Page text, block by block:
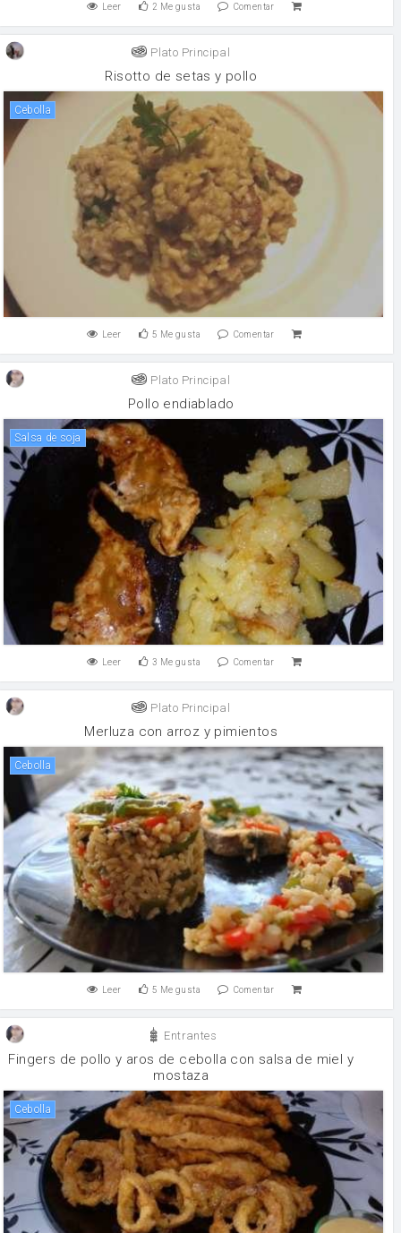
Leer 2 Me gusta Comentar
Plato Principal
Risotto de setas y pollo
cebolla
Leer 5 Me gusta Comentar
Plato Principal
Pollo endiablado
salsa de soja
Leer 3 Me gusta Comentar
Plato Principal
Merluza con arroz y pimientos
cebolla
Leer 5 Me gusta Comentar
Entrantes
Fingers de pollo y aros de cebolla con salsa de miel y
mostaza
cebolla